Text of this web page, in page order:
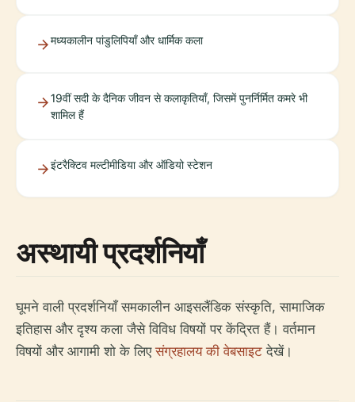
मध्यकालीन पांडुलिपियाँ और धार्मिक कला
19वीं सदी के दैनिक जीवन से कलाकृतियाँ, जिसमें पुनर्निर्मित कमरे भी
शामिल हैं
इंटरैक्टिव मल्टीमीडिया और ऑडियो स्टेशन
अस्थायी प्रदर्शनियाँ
घूमने वाली प्रदर्शनियाँ समकालीन आइसलैंडिक संस्कृति, सामाजिक
इतिहास और दृश्य कला जैसे विविध विषयों पर केंद्रित हैं। वर्तमान
विषयों और आगामी शो के लिएसंग्रहालय की वेबसाइट देखें।